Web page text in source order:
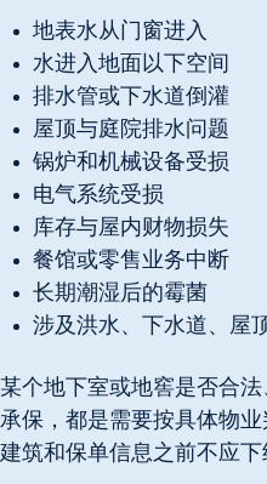
地表水从门窗进入
水进入地面以下空间
排水管或下水道倒灌
屋顶与庭院排水问题
锅炉和机械设备受损
电气系统受损
库存与屋内财物损失
餐馆或零售业务中断
长期潮湿后的霉菌
涉及洪水、下水道、屋
某个地下室或地窖是否合
承保，都是需要按具体物
建筑和保单信息之前不应下